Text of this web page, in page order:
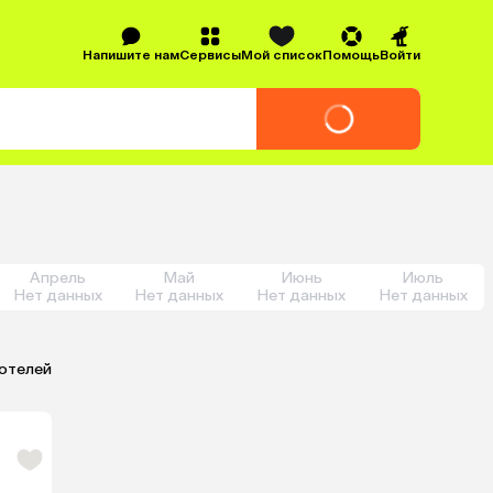
Напишите намСервисыМой списокПомощьВойти
Апрель
Нет данных
Май
Нет данных
Июнь
Нет данных
Июль
Нет данных